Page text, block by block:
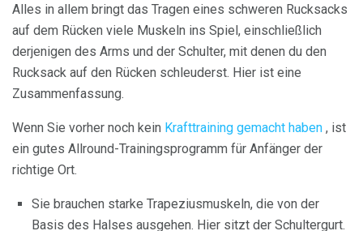
Alles in allem bringt das Tragen eines schweren Rucksacks
auf dem Rücken viele Muskeln ins Spiel, einschließlich
derjenigen des Arms und der Schulter, mit denen du den
Rucksack auf den Rücken schleuderst. Hier ist eine
Zusammenfassung.
Wenn Sie vorher noch kein Krafttraining gemacht haben , ist
ein gutes Allround-Trainingsprogramm für Anfänger der
richtige Ort.
Sie brauchen starke Trapeziusmuskeln, die von der
Basis des Halses ausgehen. Hier sitzt der Schultergurt.